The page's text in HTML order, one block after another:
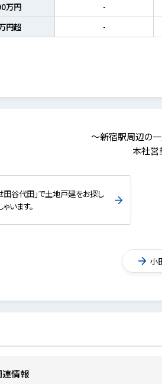
万円
-
円超
-
～新宿駅周辺の
本社営
田谷代田」で土地戸建をお探し
います。
小
情報